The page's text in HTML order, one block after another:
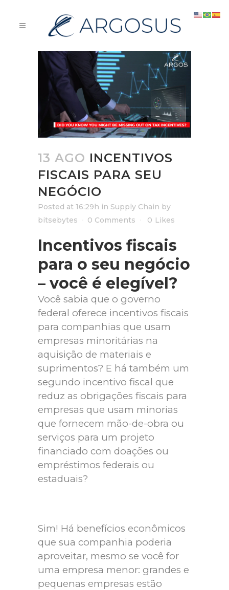
13 AGO INCENTIVOS
FISCAIS PARA SEU
NEGÓCIO
Posted at 16:29h in Supply Chain by
bitsebytes
0 Comments 0 Likes
Incentivos fiscais
para o seu negócio
– você é elegível?
Você sabia que o governo
federal oferece incentivos fiscais
para companhias que usam
empresas minoritárias na
aquisição de materiais e
suprimentos? E há também um
segundo incentivo fiscal que
reduz as obrigações fiscais para
empresas que usam minorias
que fornecem mão-de-obra ou
serviços para um projeto
financiado com doações ou
empréstimos federais ou
estaduais?
Sim! Há benefícios econômicos
que sua companhia poderia
aproveitar, mesmo se você for
uma empresa menor: grandes e
pequenas empresas estão